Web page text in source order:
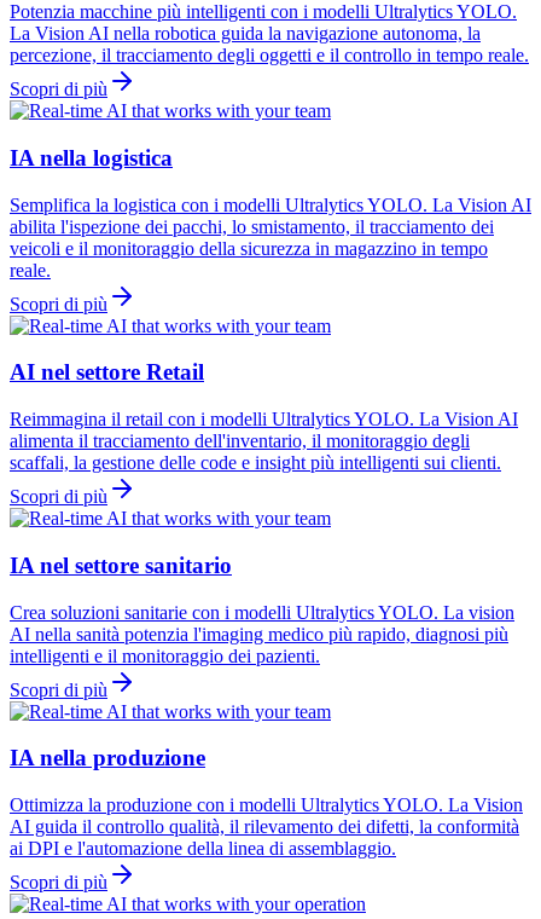
Potenzia macchine più intelligenti con i modelli Ultralytics YOLO.
La Vision AI nella robotica guida la navigazione autonoma, la
percezione, il tracciamento degli oggetti e il controllo in tempo reale.
Scopri di più
IA nella logistica
Semplifica la logistica con i modelli Ultralytics YOLO. La Vision AI
abilita l'ispezione dei pacchi, lo smistamento, il tracciamento dei
veicoli e il monitoraggio della sicurezza in magazzino in tempo
reale.
Scopri di più
AI nel settore Retail
Reimmagina il retail con i modelli Ultralytics YOLO. La Vision AI
alimenta il tracciamento dell'inventario, il monitoraggio degli
scaffali, la gestione delle code e insight più intelligenti sui clienti.
Scopri di più
IA nel settore sanitario
Crea soluzioni sanitarie con i modelli Ultralytics YOLO. La vision
AI nella sanità potenzia l'imaging medico più rapido, diagnosi più
intelligenti e il monitoraggio dei pazienti.
Scopri di più
IA nella produzione
Ottimizza la produzione con i modelli Ultralytics YOLO. La Vision
AI guida il controllo qualità, il rilevamento dei difetti, la conformità
ai DPI e l'automazione della linea di assemblaggio.
Scopri di più